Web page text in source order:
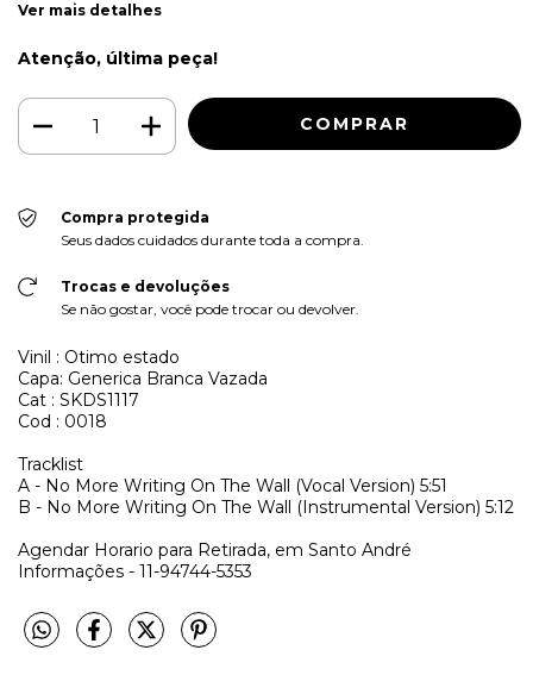
Ver mais detalhes
Atenção, última peça!
Compra protegida
Seus dados cuidados durante toda a compra.
Trocas e devoluções
Se não gostar, você pode trocar ou devolver.
Vinil : Otimo estado
Capa: Generica Branca Vazada
Cat : SKDS1117
Cod : 0018
Tracklist
A - No More Writing On The Wall (Vocal Version) 5:51
B - No More Writing On The Wall (Instrumental Version) 5:12
Agendar Horario para Retirada, em Santo André
Informações - 11-94744-5353